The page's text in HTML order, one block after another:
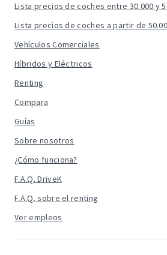
Lista precios de coches entre 30.000 y
Lista precios de coches a partir de
Vehículos Comerciales
Híbridos y Eléctricos
Renting
Compara
Guías
Sobre nosotros
¿Cómo funciona?
F.A.Q. DriveK
F.A.Q. sobre el renting
Ver empleos